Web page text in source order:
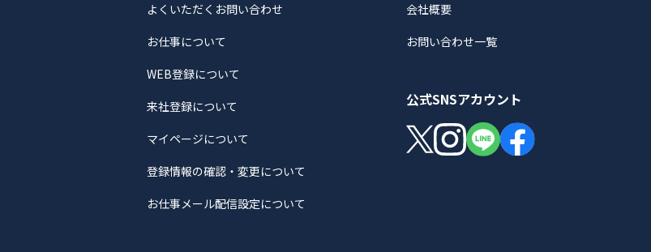
よくいただくお問い合わせ
お仕事について
WEB登録について
来社登録について
マイページについて
登録情報の確認・変更について
お仕事メール配信設定について
会社概要
お問い合わせ一覧
公式SNSアカウント